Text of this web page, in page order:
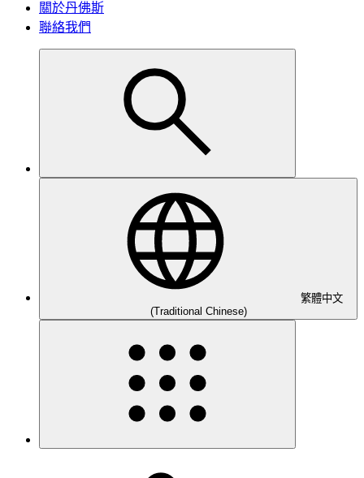
關於丹佛斯
聯絡我們
繁體中文
(Traditional Chinese)